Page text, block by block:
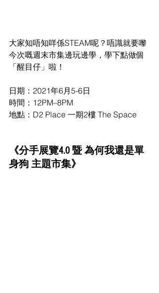
大家知唔知咩係STEAM呢？唔識就要嚟
今次嘅週末市集邊玩邊學，學下點做個
「醒目仔」啦！
日期：2021年6月5-6日
時間：12PM–8PM
地點：D2 Place 一期2樓 The Space
《分手展覽4.0 暨 為何我還是單
身狗 主題市集》